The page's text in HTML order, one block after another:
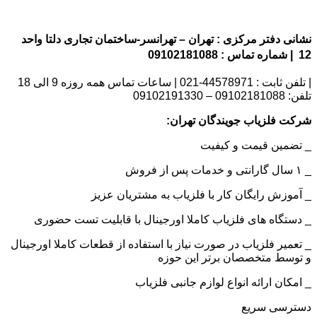
نشانی دفتر مرکزی : تهران – تهرانسر-ساختمان تجاری دلتا واحد
12 | شماره تماس : 09102181088
| تلفن ثابت : 44578971-021 | ساعات تماس همه روزه 9 الی 18
تلفن: 09102181088 – 09102191330
شرکت فلزیاب جویندگان تهران:
_ تضمین قیمت و کیفیت
_ آموزش رایگان کار با فلزیاب به مشتریان عزیز
_ دستگاه های فلزیاب کاملا اورجینال با قابلیت تست حضوری
_ تعمیر فلزیاب در صورت نیاز با استفاده از قطعات کاملا اورجینال
و توسط متخصصان برتر این حوزه
_ امکان ارائه انواع لوازم جانبی فلزیاب
دسترسی سریع